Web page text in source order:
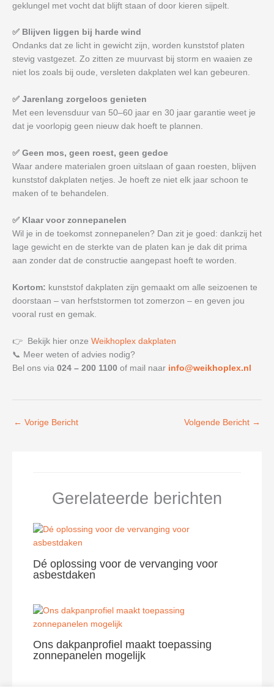
geklungel met vocht dat blijft staan of door kieren sijpelt.
✅ Blijven liggen bij harde wind
Ondanks dat ze licht in gewicht zijn, worden kunststof platen
stevig vastgezet. Zo zitten ze muurvast bij storm en waaien ze
niet los zoals bij oude, versleten dakplaten wel kan gebeuren.
✅ Jarenlang zorgeloos genieten
Met een levensduur van 50–60 jaar en 30 jaar garantie weet je
dat je voorlopig geen nieuw dak hoeft te plannen.
✅ Geen mos, geen roest, geen gedoe
Waar andere materialen groen uitslaan of gaan roesten, blijven
kunststof dakplaten netjes. Je hoeft ze niet elk jaar schoon te
maken of te behandelen.
✅ Klaar voor zonnepanelen
Wil je in de toekomst zonnepanelen? Dan zit je goed: dankzij het
lage gewicht en de sterkte van de platen kan je dak dit prima
aan zonder dat de constructie aangepast hoeft te worden.
Kortom: kunststof dakplaten zijn gemaakt om alle seizoenen te
doorstaan – van herfststormen tot zomerzon – en geven jou
vooral rust en gemak.
👉 Bekijk hier onze Weikhoplex dakplaten
📞 Meer weten of advies nodig?
Bel ons via 024 – 200 1100 of mail naar info@weikhoplex.nl
← Vorige Bericht Volgende Bericht →
Gerelateerde berichten
Dé oplossing voor de vervanging voor
asbestdaken
Ons dakpanprofiel maakt toepassing
zonnepanelen mogelijk